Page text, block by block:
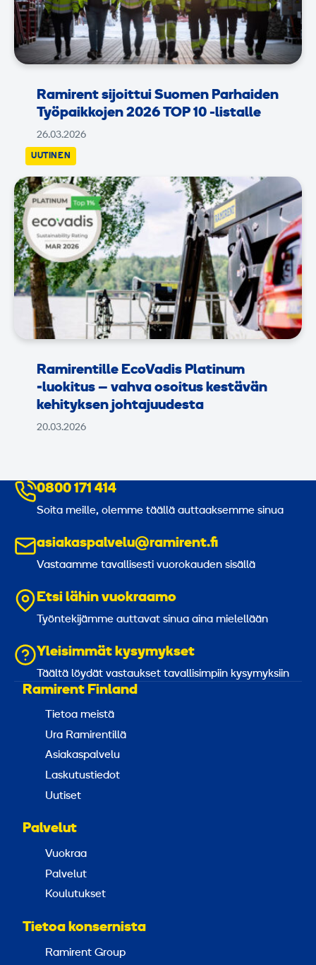
Ramirent sijoittui Suomen Parhaiden
Työpaikkojen 2026 TOP 10 -listalle
26.03.2026
Ramirentille EcoVadis Platinum
‑luokitus – vahva osoitus kestävän
kehityksen johtajuudesta
20.03.2026
UUTINEN
0800 171 414
Soita meille, olemme täällä auttaaksemme sinua
asiakaspalvelu@ramirent.fi
Vastaamme tavallisesti vuorokauden sisällä
Etsi lähin vuokraamo
Työntekijämme auttavat sinua aina mielellään
Yleisimmät kysymykset
Täältä löydät vastaukset tavallisimpiin kysymyksiin
Ramirent Finland
Tietoa meistä
Ura Ramirentillä
Asiakaspalvelu
Laskutustiedot
Uutiset
Palvelut
Vuokraa
Palvelut
Koulutukset
Tietoa konsernista
Ramirent Group